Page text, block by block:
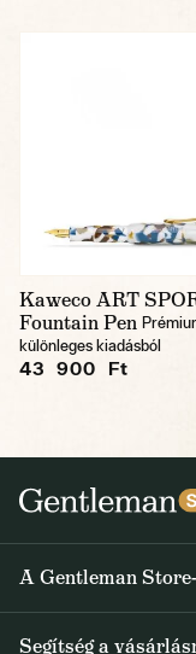
Kaweco ART
Fountain Pen
különleges kiadásból
43 900 Ft
A Gentleman
Segítség a